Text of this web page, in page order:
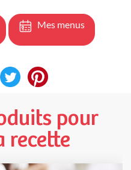
Mes menus
pour
recette